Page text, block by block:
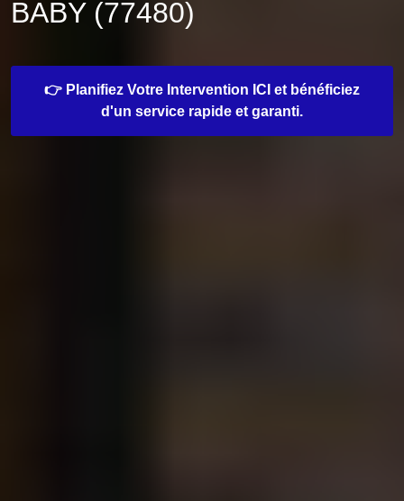
BABY (77480)
👉 Planifiez Votre Intervention ICI et bénéficiez
d'un service rapide et garanti.